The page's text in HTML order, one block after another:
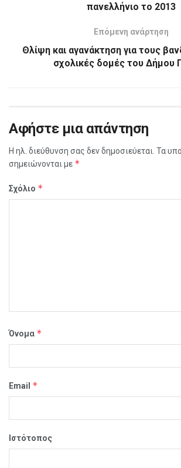
πανελλήνιο το 2013
Επόμενη ανάρτηση
Θλίψη και αγανάκτηση για τους
σχολικές δομές του Δήμου
Αφήστε μια απάντηση
Η ηλ. διεύθυνση σας δεν δημοσιεύεται. Τα
σημειώνονται με *
Σχόλιο *
Όνομα *
Email *
Ιστότοπος